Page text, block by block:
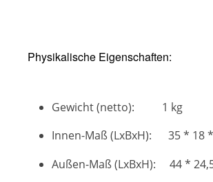
Physikalische Eigenschaften:
Gewicht (netto): 1 kg
Innen-Maß (LxBxH): 35 * 18
Außen-Maß (LxBxH): 44 *